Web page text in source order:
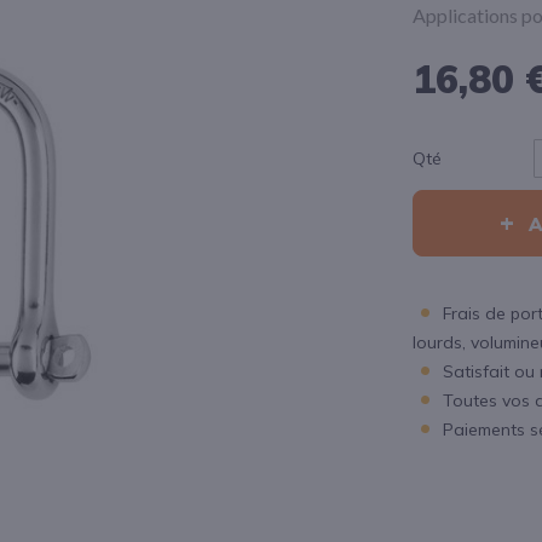
Applications
16,80
Qté
Frais de
lourds,
Satisfait ou
Toutes vos
Paiements